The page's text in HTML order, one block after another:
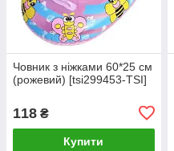
Човник з ніжками 60*25 см
(рожевий) [tsi299453-TSI]
118 ₴
Купити